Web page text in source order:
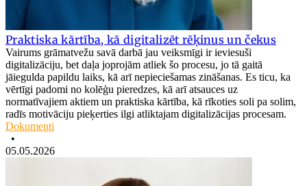
Praktiska kārtība, kā digitalizēt rēķinus un čekus
Vairums grāmatvežu savā darbā jau veiksmīgi ir ieviesuši
digitalizāciju, bet daļa joprojām atliek šo procesu, jo tā gaitā
jāiegulda papildu laiks, kā arī nepieciešamas zināšanas. Es ticu, ka
vērtīgi padomi no kolēģu pieredzes, kā arī atsauces uz
normatīvajiem aktiem un praktiska kārtība, kā rīkoties soli pa solim,
radīs motivāciju pieķerties ilgi atliktajam digitalizācijas procesam.
Dokumenti
•
05.05.2026